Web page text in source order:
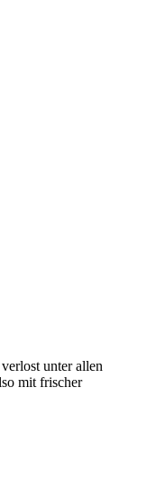
unter allen
mit frischer